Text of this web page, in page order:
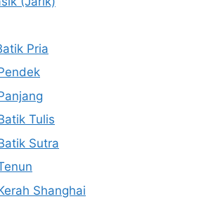
Pria
Tulis
Sutra
Shanghai